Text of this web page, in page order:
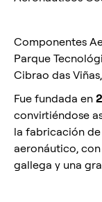
Componentes
Parque
Cibrao das
Fue fundada en
convirtiéndose
la fabricación de
aeronáutico,
gallega y una